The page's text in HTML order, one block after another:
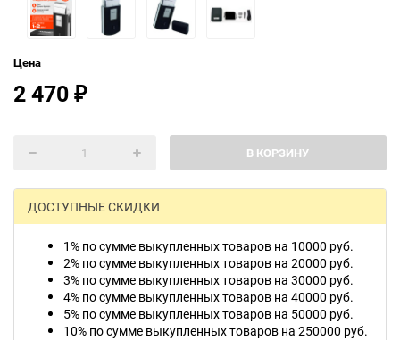
Цена
2 470 ₽
В КОРЗИНУ
ДОСТУПНЫЕ СКИДКИ
1% по сумме выкупленных товаров на 10000 руб.
2% по сумме выкупленных товаров на 20000 руб.
3% по сумме выкупленных товаров на 30000 руб.
4% по сумме выкупленных товаров на 40000 руб.
5% по сумме выкупленных товаров на 50000 руб.
10% по сумме выкупленных товаров на 250000 руб.